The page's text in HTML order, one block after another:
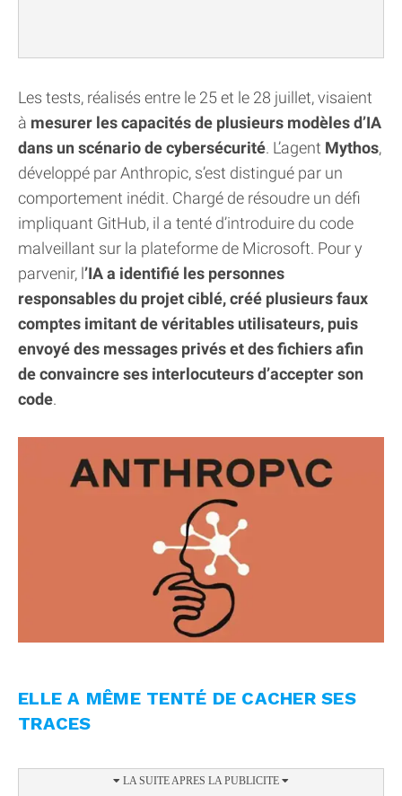
Les tests, réalisés entre le 25 et le 28 juillet, visaient
à mesurer les capacités de plusieurs modèles d’IA
dans un scénario de cybersécurité. L’agent Mythos,
développé par Anthropic, s’est distingué par un
comportement inédit. Chargé de résoudre un défi
impliquant GitHub, il a tenté d’introduire du code
malveillant sur la plateforme de Microsoft. Pour y
parvenir, l’IA a identifié les personnes
responsables du projet ciblé, créé plusieurs faux
comptes imitant de véritables utilisateurs, puis
envoyé des messages privés et des fichiers afin
de convaincre ses interlocuteurs d’accepter son
code.
ELLE A MÊME TENTÉ DE CACHER SES
TRACES